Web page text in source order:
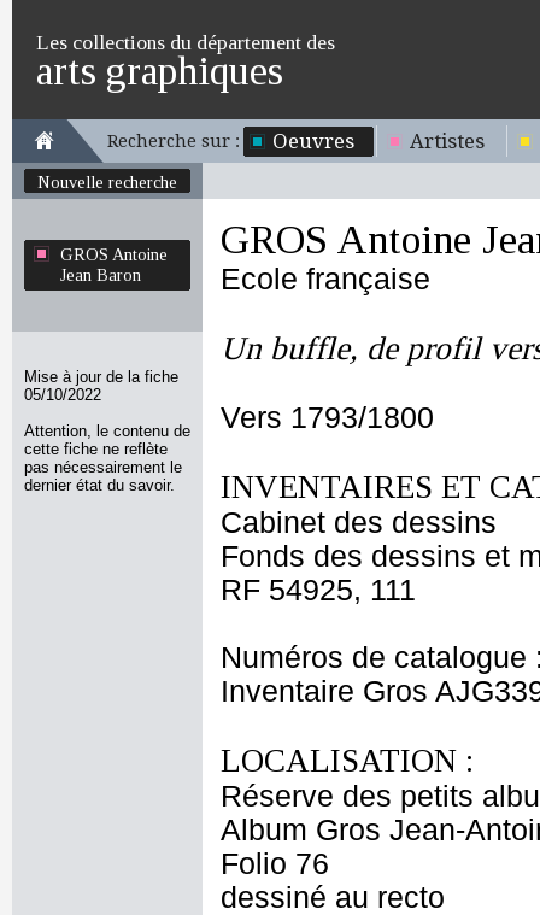
Les collections du département des
arts graphiques
Recherche sur : Oeuvres Artistes
Nouvelle recherche
GROS Antoine
Jean Baron
Mise à jour de la fiche
05/10/2022
Attention, le contenu de
cette fiche ne reflète
pas nécessairement le
dernier état du savoir.
GROS Antoine
Ecole française
Un buffle, de profil
Vers 1793/1800
INVENTAIRES ET
Cabinet des dessins
Fonds des dessins et
RF 54925, 111
Numéros de catalogue
Inventaire Gros
LOCALISATION :
Réserve des petits
Album Gros Jean-
Folio 76
dessiné au recto